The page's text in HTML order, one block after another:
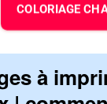
COLORIAGE
à